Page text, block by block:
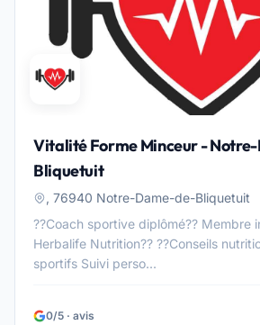
Vitalité Forme Minceur -
Bliquetuit
, 76940 Notre-Dame-de-Bliquetuit
??Coach sportive diplômé?? Membre
Herbalife Nutrition?? ??Conseils nutritionnels et/ou
sportifs Suivi perso...
0/5 · avis